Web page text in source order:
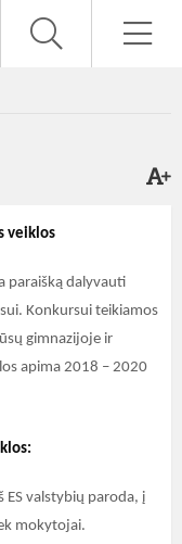
veiklos
paraišką dalyvauti
Konkursui teikiamos
gimnazijoje ir
apima 2018 – 2020
valstybių paroda, į
mokytojai.